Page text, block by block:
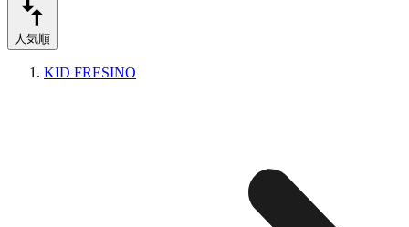
人気順
KID FRESINO